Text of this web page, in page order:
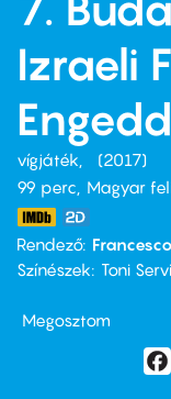
Izraeli
vígjáték
2017
99 perc,
Magyar
Rendező
Színészek
Toni
Megosztom